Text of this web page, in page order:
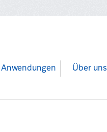
Anwendungen Über uns